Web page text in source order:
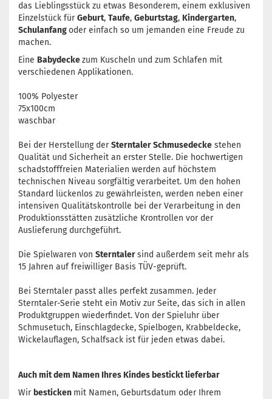
das Lieblingsstück zu etwas Besonderem, einem exklusiven
Einzelstück fürGeburt, Taufe, Geburtstag, Kindergarten,
Schulanfangoder einfach so um jemanden eine Freude zu
machen.
Eine Babydeckezum Kuscheln und zum Schlafen mit
verschiedenen Applikationen.
100% Polyester
75x100cm
waschbar
Bei der Herstellung derSterntaler Schmusedecke stehen
Qualität und Sicherheit an erster Stelle. Die hochwertigen
schadstofffreien Materialien werden auf höchstem
technischen Niveau sorgfältig verarbeitet. Um den hohen
Standard lückenlos zu gewährleisten, werden neben einer
intensiven Qualitätskontrolle bei der Verarbeitung in den
Produktionsstätten zusätzliche Krontrollen vor der
Auslieferung durchgeführt.
Die Spielwaren von Sterntalersind außerdem seit mehr als
15 Jahren auf freiwilliger Basis TÜV-geprüft.
Bei Sterntaler passt alles perfekt zusammen. Jeder
Sterntaler-Serie steht ein Motiv zur Seite, das sich in allen
Produktgruppen wiederfindet. Von der Spieluhr über
Schmusetuch, Einschlagdecke, Spielbogen, Krabbeldecke,
Wickelauflagen, Schalfsack ist für jeden etwas dabei.
Auch mit dem Namen Ihres Kindes bestickt lieferbar
Wir besticken mit Namen, Geburtsdatum oder Ihrem